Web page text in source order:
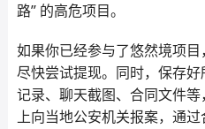
路” 的高危项目。
如果你已经参与了悠然境项目
尽快尝试提现。同时，保存
记录、聊天截图、合同文件
上向当地公安机关报案，通过